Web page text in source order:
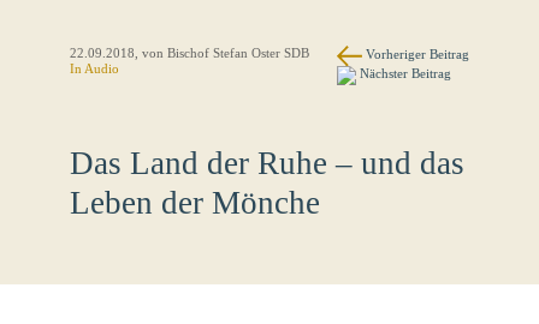
22.09.2018 , von Bischof Stefan Oster SDB
In Audio
Vorheriger Beitrag
Nächster Beitrag
Das Land der Ruhe – und das
Leben der Mönche